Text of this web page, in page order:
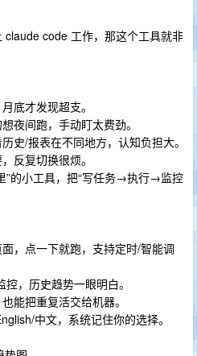
code 工作，那这个工具就非
底才发现超支。
夜间跑，手动盯太费劲。
史/报表在不同地方，认知负担大。
反复切换很烦。
”的小工具，把“写任务→执行→监控
，点一下就跑，支持定时/智能调
，历史趋势一眼明白。
能把重复活交给机器。
中文，系统记住你的选择。